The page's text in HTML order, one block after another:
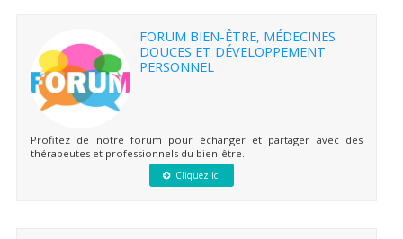
FORUM BIEN-ÊTRE, MÉDECINES
DOUCES ET DÉVELOPPEMENT
PERSONNEL
Profitez de notre forum pour échanger et partager avec des
thérapeutes et professionnels du bien-être.
Cliquez ici